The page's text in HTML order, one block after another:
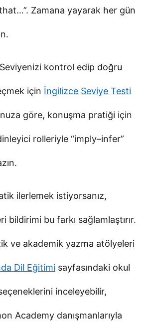
Zamana yayarak her gün
kontrol edip doğru
için İngilizce Seviye Testi
göre, konuşma pratiği için
rolleriyle “imply–infer”
ilerlemek istiyorsanız,
bildirimi bu farkı sağlamlaştırır.
ve akademik yazma atölyeleri
Dil Eğitimi sayfasındaki okul
inceleyebilir,
Academy danışmanlarıyla